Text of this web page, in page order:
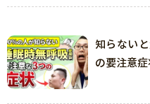
知らない
の要注意